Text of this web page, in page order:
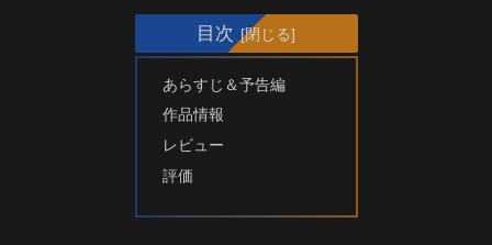
目次
あらすじ＆予告編
作品情報
レビュー
評価